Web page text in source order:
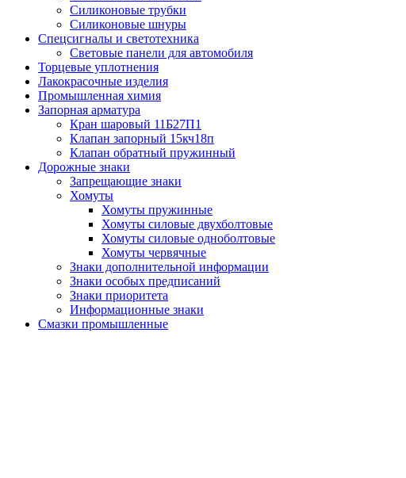
Силиконовые трубки
Силиконовые шнуры
Спецсигналы и светотехника
Световые панели для автомобиля
Торцевые уплотнения
Лакокрасочные изделия
Промышленная химия
Запорная арматура
Кран шаровый 11Б27П1
Клапан запорный 15кч18п
Клапан обратный пружинный
Дорожные знаки
Запрещающие знаки
Хомуты
Хомуты пружинные
Хомуты силовые двухболтовые
Хомуты силовые одноболтовые
Хомуты червячные
Знаки дополнительной информации
Знаки особых предписаний
Знаки приоритета
Информационные знаки
Смазки промышленные